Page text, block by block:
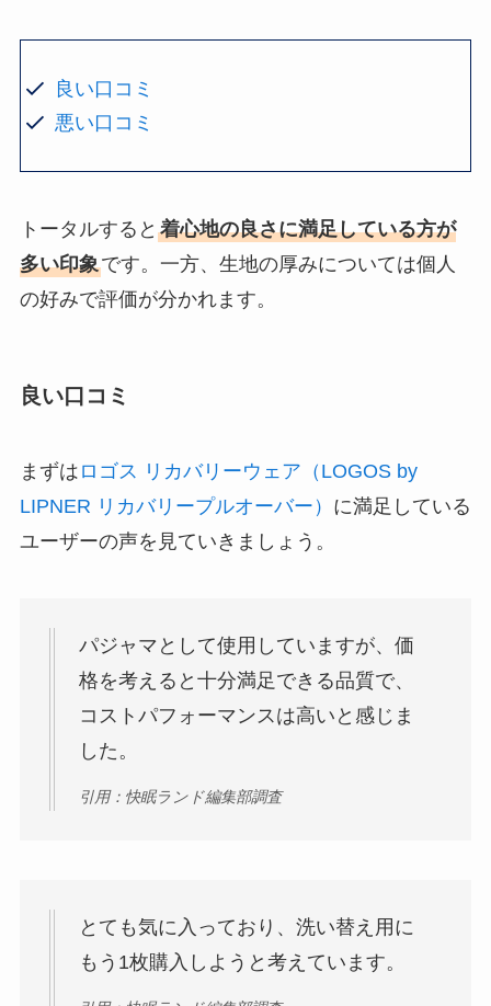
良い口コミ
悪い口コミ
トータルすると 着心地の良さに満足している方が
多い印象です。一方、生地の厚みについては個人
の好みで評価が分かれます。
良い口コミ
まずは ロゴス リカバリーウェア（LOGOS by
LIPNER リカバリープルオーバー） に満足している
ユーザーの声を見ていきましょう。
パジャマとして使用していますが、価
格を考えると十分満足できる品質で、
コストパフォーマンスは高いと感じま
した。
引用：快眠ランド編集部調査
とても気に入っており、洗い替え用に
もう1枚購入しようと考えています。